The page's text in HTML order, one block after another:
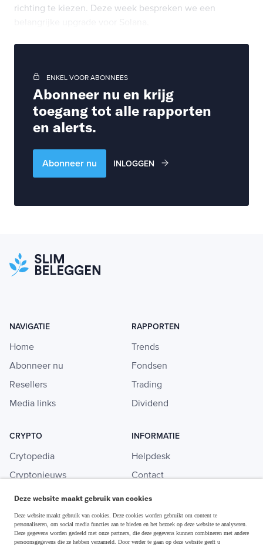
richting te kiezen. Deze week bespreken we een
ENKEL VOOR ABONNEES
Abonneer nu en krijg
toegang tot alle rapporten
en alerts.
Abonneer nu INLOGGEN
NAVIGATIE
Home
Abonneer nu
Resellers
Media links
RAPPORTEN
Trends
Fondsen
Trading
Dividend
CRYPTO
Crytopedia
Cryptonieuws
Crypto koopgids
Investeren in crypto
INFORMATIE
Helpdesk
Contact
Adverteren
Deze website maakt gebruik van cookies
Deze website maakt gebruik van cookies. Deze cookies worden gebruikt om content te
personaliseren, om social media functies aan te bieden en het bezoek op deze website te analyseren.
Deze gegevens worden gedeeld met onze partners, die deze gegevens kunnen combineren met andere
persoonsgegevens die ze hebben verzameld. Door verder te gaan op deze website geeft u